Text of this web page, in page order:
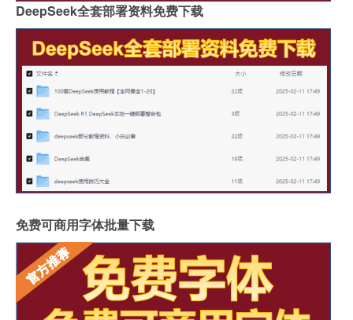
DeepSeek全套部署资料免费下载
免费可商用字体批量下载